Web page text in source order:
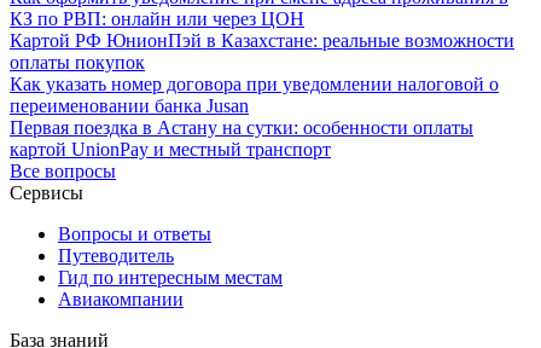
КЗ по РВП: онлайн или через ЦОН
Картой РФ ЮнионПэй в Казахстане: реальные возможности
оплаты покупок
Как указать номер договора при уведомлении налоговой о
переименовании банка Jusan
Первая поездка в Астану на сутки: особенности оплаты
картой UnionPay и местный транспорт
Все вопросы
Сервисы
Вопросы и ответы
Путеводитель
Гид по интересным местам
Авиакомпании
База знаний